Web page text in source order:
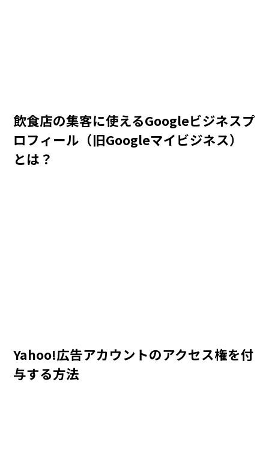
飲食店の集客に使えるGoogleビジネスプ
ロフィール（旧Googleマイビジネス）
とは？
Yahoo!広告アカウントのアクセス権を付
与する方法